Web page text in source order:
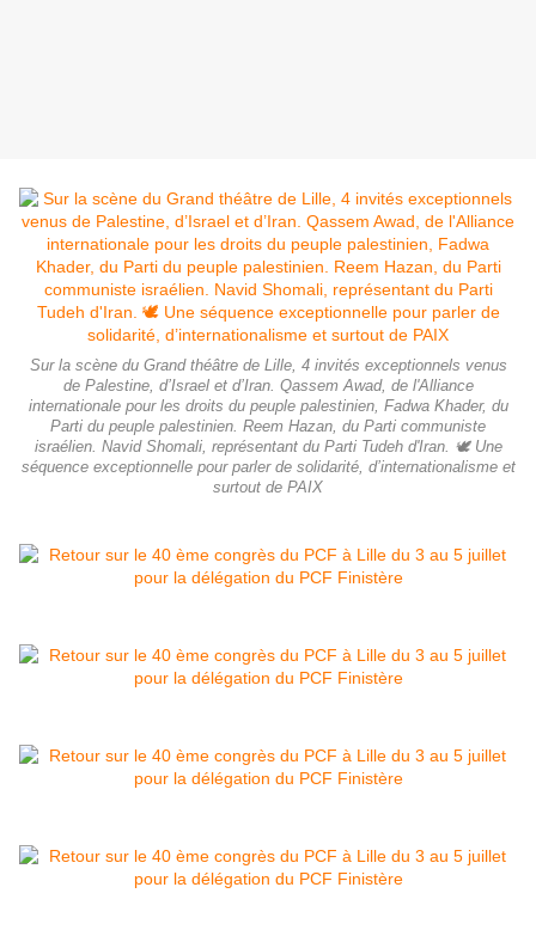
Sur la scène du Grand théâtre de Lille, 4 invités exceptionnels venus
de Palestine, d’Israel et d’Iran. Qassem Awad, de l'Alliance
internationale pour les droits du peuple palestinien, Fadwa Khader, du
Parti du peuple palestinien. Reem Hazan, du Parti communiste
israélien. Navid Shomali, représentant du Parti Tudeh d'Iran. 🕊 Une
séquence exceptionnelle pour parler de solidarité, d’internationalisme et
surtout de PAIX